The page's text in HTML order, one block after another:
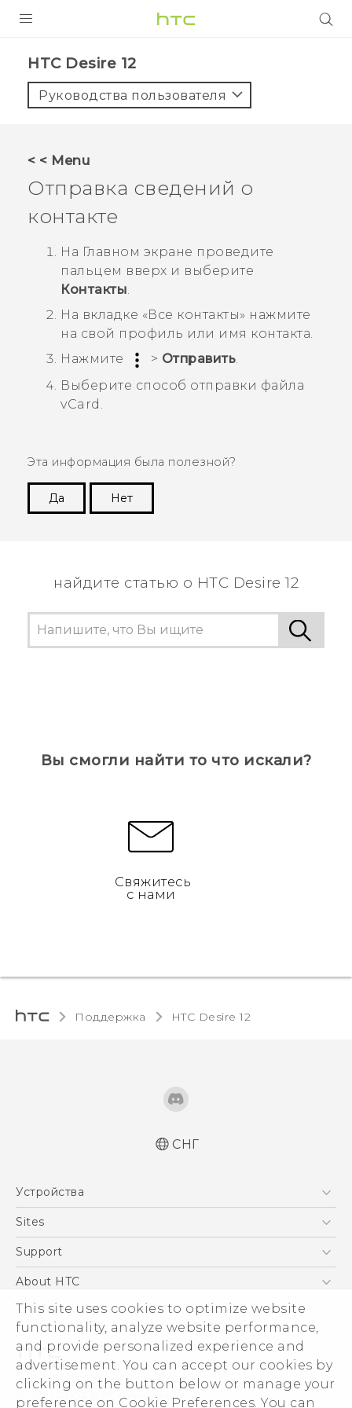
This site uses cookies to optimize website
functionality, analyze website performance,
and provide personalized experience and
advertisement. You can accept our cookies by
clicking on the button below or manage your
preference on Cookie Preferences. You can
5G
VIVERSE
ПОДДЕРЖКА
HTC Desire 12‎
Руководства пользователя
< < Menu
Отправка сведений о
контакте
На Главном экране проведите
пальцем вверх и выберите
Контакты.
На вкладке «Все контакты» нажмите
на свой профиль или имя контакта.
Нажмите
> Отправить.
Выберите способ отправки файла
vCard.
Эта информация была полезной?
Да
Нет
найдите статью о HTC Desire 12
Вы смогли найти то что искали?
Свяжитесь
с нами
Поддержка HTC Desire 12‎
Русский - Руководство пользователя
соответствию стандартам
Қазақ - жұмысты бастау нұсқаулығы
Quick start guide
User manual
Safety and regulatory guide
СНГ
Устройства
5G
EXODUS
VIVE
Sites
HTC Dev
Support
ПОДДЕРЖКА
About HTC
ESG
Инвестирование
Политика конфиденциальности
Безопасность продуктов
© 2011-2026 HTC Corporation